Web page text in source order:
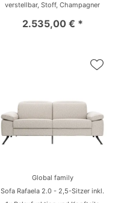
verstellbar, Stoff, Champagner
2.535,00 € *
Global family
Sofa Rafaela 2.0 - 2,5-Sitzer inkl.